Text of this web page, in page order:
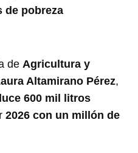
de pobreza
de Agricultura y
Altamirano Pérez,
600 mil litros
2026 con un millón de